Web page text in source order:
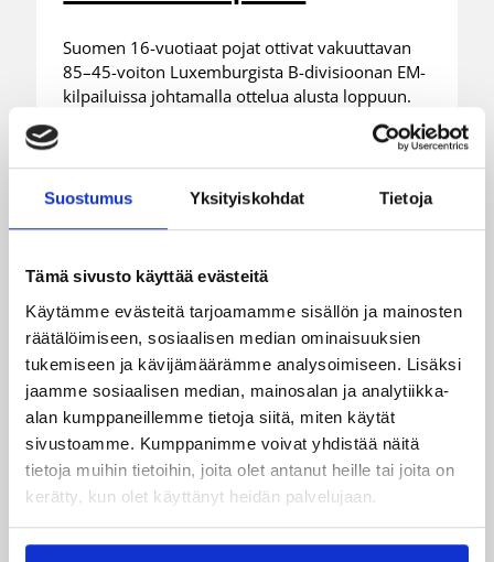
Suostumus Yksityiskohdat Tietoja
Tämä sivusto käyttää evästeitä
Käytämme evästeitä tarjoamamme sisällön ja mainosten
räätälöimiseen, sosiaalisen median ominaisuuksien
tukemiseen ja kävijämäärämme analysoimiseen. Lisäksi
jaamme sosiaalisen median, mainosalan ja analytiikka-
alan kumppaneillemme tietoja siitä, miten käytät
sivustoamme. Kumppanimme voivat yhdistää näitä
tietoja muihin tietoihin, joita olet antanut heille tai joita on
kerätty, kun olet käyttänyt heidän palvelujaan.
Suomen 16-vuotiaat pojat ottivat vakuuttavan
85–45-voiton Luxemburgista B-divisioonan EM-
kilpailuissa johtamalla ottelua alusta loppuun.
Suomi kohtaa huomenna Ruotsin klo 19.30
Maaottelu 07.08.2026 21:42